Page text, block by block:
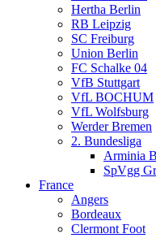
Hertha Berlin
RB Leipzig
SC Freiburg
Union Berlin
FC Schalke 04
VfB Stuttgart
VfL BOCHUM
VfL Wolfsburg
Werder Bremen
2. Bundesliga
Arminia
SpVgg
France
Angers
Bordeaux
Clermont Foot